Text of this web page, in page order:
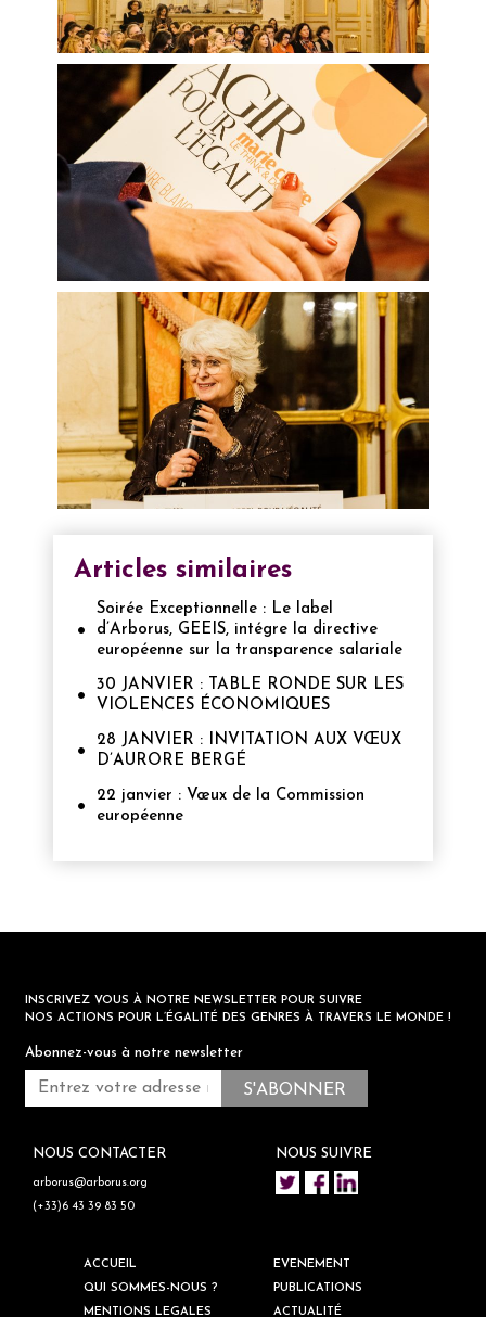
Articles similaires
Soirée Exceptionnelle : Le label
d’Arborus, GEEIS, intégre la directive
européenne sur la transparence salariale
30 JANVIER : TABLE RONDE SUR LES
VIOLENCES ÉCONOMIQUES
28 JANVIER : INVITATION AUX VŒUX
D’AURORE BERGÉ
22 janvier : Vœux de la Commission
européenne
INSCRIVEZ VOUS À NOTRE NEWSLETTER POUR SUIVRE
NOS ACTIONS POUR L’ÉGALITÉ DES GENRES À TRAVERS LE MONDE !
Abonnez-vous à notre newsletter
NOUS CONTACTER
arborus@arborus.org
(+33)6 43 39 83 50
NOUS SUIVRE
ACCUEIL
EVENEMENT
QUI SOMMES-NOUS ?
PUBLICATIONS
MENTIONS LEGALES
ACTUALITÉ